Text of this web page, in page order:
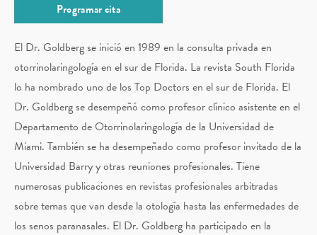
Programar cita
El Dr. Goldberg se inició en 1989 en la consulta privada en
otorrinolaringología en el sur de Florida. La revista South Florida
lo ha nombrado uno de los Top Doctors en el sur de Florida. El
Dr. Goldberg se desempeñó como profesor clínico asistente en el
Departamento de Otorrinolaringología de la Universidad de
Miami. También se ha desempeñado como profesor invitado de la
Universidad Barry y otras reuniones profesionales. Tiene
numerosas publicaciones en revistas profesionales arbitradas
sobre temas que van desde la otología hasta las enfermedades de
los senos paranasales. El Dr. Goldberg ha participado en la